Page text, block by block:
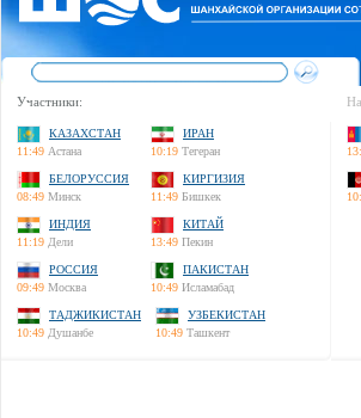
Участники:
КАЗАХСТАН
11:49 Астана
ИРАН
10:19 Тегеран
БЕЛОРУССИЯ
08:49 Минск
КИРГИЗИЯ
11:49 Бишкек
ИНДИЯ
11:19 Дели
КИТАЙ
13:49 Пекин
РОССИЯ
09:49 Москва
ПАКИСТАН
10:49 Исламабад
ТАДЖИКИСТАН
10:49 Душанбе
УЗБЕКИСТАН
10:49 Ташкент